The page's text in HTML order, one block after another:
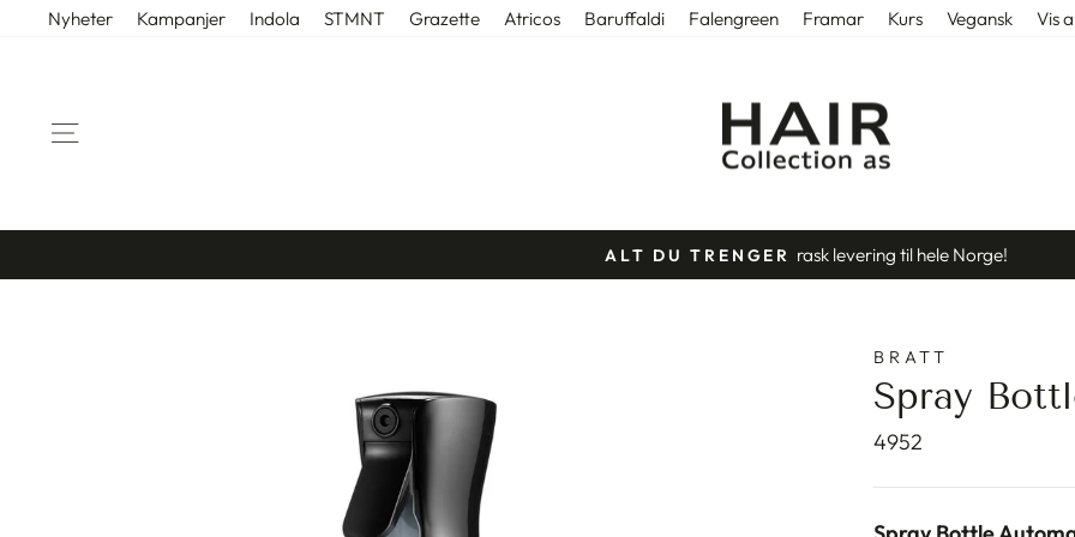
Nyheter Kampanjer Indola STMNT Grazette Atricos Baruffaldi Falengreen Framar Kurs Vegansk Vis
Stopp
NORSK NETTBUTIKK med lager i Tønsberg.
BRATT
Spray
4952